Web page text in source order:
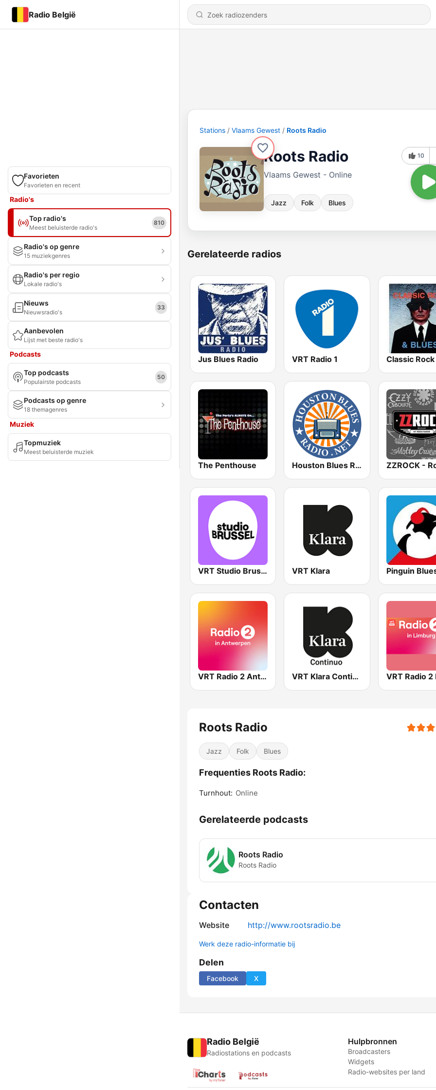
Radio België
Favorieten
Favorieten en recent
Radio's
Top radio's
Meest beluisterde radio's
810
Radio's op genre
15 muziekgenres
Radio's per regio
Lokale radio's
Nieuws
Nieuwsradio's
33
Aanbevolen
Lijst met beste radio's
Podcasts
Top podcasts
Populairste podcasts
50
Podcasts op genre
18 themagenres
Muziek
Topmuziek
Meest beluisterde muziek
Stations Vlaams Gewest Roots Radio
Roots Radio
Vlaams Gewest - Online
Jazz Folk Blues
10
Gerelateerde radios
Jus Blues Radio VRT Radio 1
The Penthouse Houston Blues Radio
VRT Studio Brussel VRT Klara Pinguin
VRT Radio 2 Antwerpen VRT Klara Continuo
Roots Radio
Jazz Folk Blues
Frequenties Roots Radio:
Turnhout: Online
Gerelateerde podcasts
Roots Radio
Roots Radio
Contacten
Website http://www.rootsradio.be
Werk deze radio-informatie bij
Delen
Facebook X
Radio België
Radiostations en podcasts
Hulpbronnen
Broadcasters
Widgets
Radio-websites per land